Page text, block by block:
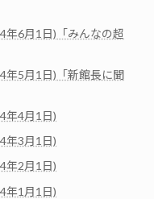
年6月1日)「みんなの超
年5月1日)「新館長に聞
年4月1日)
年3月1日)
年2月1日)
年1月1日)